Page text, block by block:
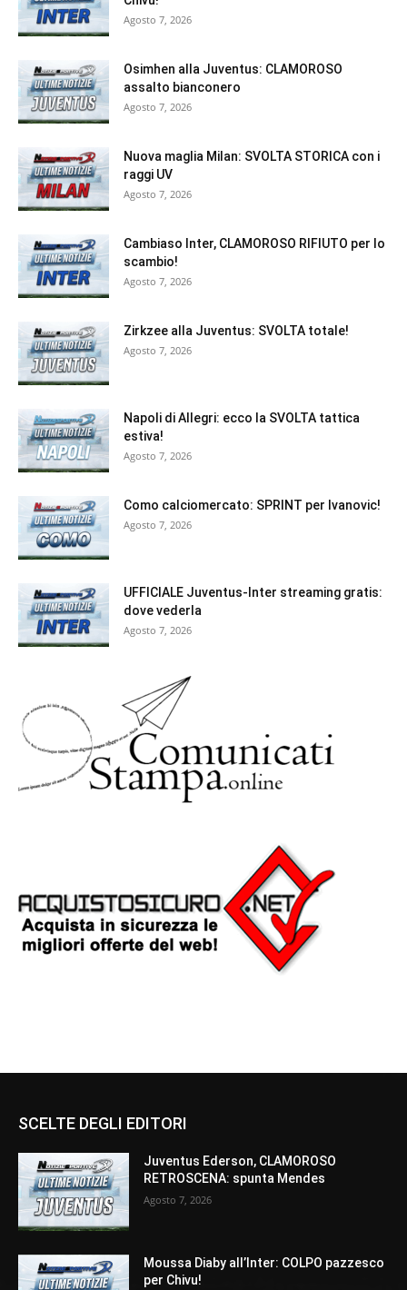
Agosto 7, 2026
Osimhen alla Juventus: CLAMOROSO
assalto bianconero
Agosto 7, 2026
Nuova maglia Milan: SVOLTA STORICA con i
raggi UV
Agosto 7, 2026
Cambiaso Inter, CLAMOROSO RIFIUTO per lo
scambio!
Agosto 7, 2026
Zirkzee alla Juventus: SVOLTA totale!
Agosto 7, 2026
Napoli di Allegri: ecco la SVOLTA tattica
estiva!
Agosto 7, 2026
Como calciomercato: SPRINT per Ivanovic!
Agosto 7, 2026
UFFICIALE Juventus-Inter streaming gratis:
dove vederla
Agosto 7, 2026
SCELTE DEGLI EDITORI
Juventus Ederson, CLAMOROSO
RETROSCENA: spunta Mendes
Agosto 7, 2026
Moussa Diaby all’Inter: COLPO pazzesco
per Chivu!